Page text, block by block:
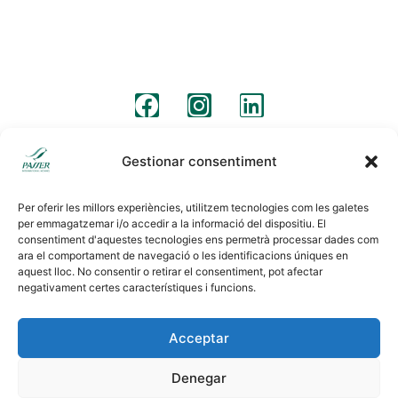
Gestionar consentiment
Per oferir les millors experiències, utilitzem tecnologies com les galetes
per emmagatzemar i/o accedir a la informació del dispositiu. El
consentiment d'aquestes tecnologies ens permetrà processar dades com
ara el comportament de navegació o les identificacions úniques en
aquest lloc. No consentir o retirar el consentiment, pot afectar
negativament certes característiques i funcions.
Acceptar
Denegar